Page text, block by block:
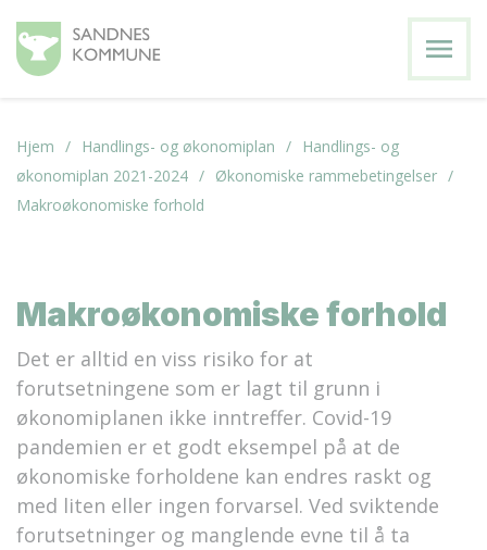
menu
Hjem Handlings- og økonomiplan
Handlings- og
økonomiplan 2021-2024
Økonomiske rammebetingelser
Makroøkonomiske forhold
Makroøkonomiske forhold
Det er alltid en viss risiko for at
forutsetningene som er lagt til grunn i
økonomiplanen ikke inntreffer. Covid-19
pandemien er et godt eksempel på at de
økonomiske forholdene kan endres raskt og
med liten eller ingen forvarsel. Ved sviktende
forutsetninger og manglende evne til å ta